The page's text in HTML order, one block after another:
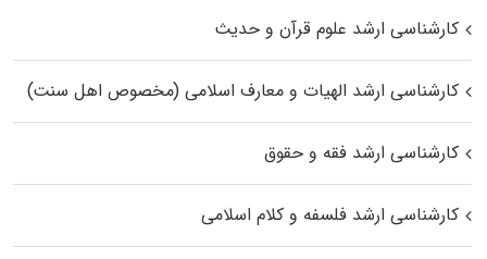
کارشناسی ارشد علوم قرآن و حدیث
کارشناسی ارشد الهیات و معارف اسلامی (مخصوص اهل سنت)
کارشناسی ارشد فقه و حقوق
کارشناسی ارشد فلسفه و کلام اسلامی